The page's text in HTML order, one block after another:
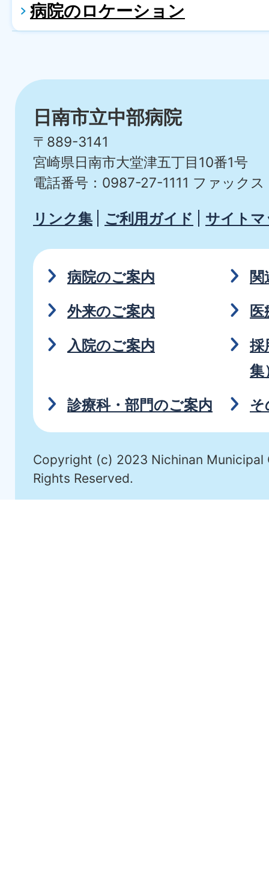
病院のロケーション
日南市立中部病院
〒889-3141
宮崎県日南市大堂津五丁目10番1号
電話番号：0987-27-1111 ファック
リンク集 ご利用ガイド サイト
病院のご案内
外来のご案内
入院のご案内
診療科・部門のご案内
関
医
採
集
そ
Copyright (c) 2023 Nichinan Municipal
Rights Reserved.